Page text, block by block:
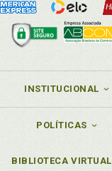
INSTITUCIONAL
POLÍTICAS
BIBLIOTECA VIRTUAL